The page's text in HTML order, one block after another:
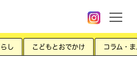
らし こどもとおでかけ コラム・